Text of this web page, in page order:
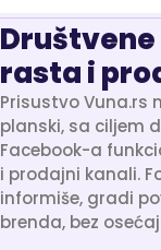
rasta i
Prisustvo Vuna.rs
planski, sa ciljem
Facebook-a
i prodajni kanali.
informiše, gradi
brenda, bez